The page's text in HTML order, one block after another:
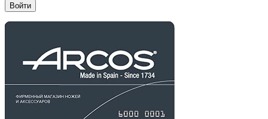
Войти